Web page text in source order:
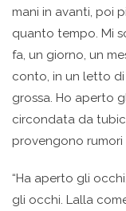
mani in avanti, poi
quanto tempo. Mi
fa, un giorno, un
conto, in un letto
grossa. Ho aperto
circondata da
provengono rumori
“Ha aperto gli
gli occhi. Lalla